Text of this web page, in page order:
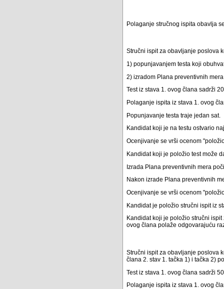
Polaganje stručnog ispita obavlja
Stručni ispit za obavljanje poslova
1) popunjavanjem testa koji
2) izradom Plana preventivnih
Test iz stava 1. ovog člana sadrži
Polaganje ispita iz stava 1. ovog
Popunjavanje testa traje jedan sat.
Kandidat koji je na testu ostvario
Ocenjivanje se vrši ocenom
Kandidat koji je položio test može
Izrada Plana preventivnih mera
Nakon izrade Plana preventivnih
Ocenjivanje se vrši ocenom
Kandidat je položio stručni ispit iz
Kandidat koji je položio stručni
ovog člana polaže odgovarajuću
Stručni ispit za obavljanje poslova
člana 2. stav 1. tačka 1) i tačka 2)
Test iz stava 1. ovog člana sadrži
Polaganje ispita iz stava 1. ovog